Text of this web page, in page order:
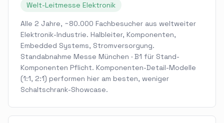
Welt-Leitmesse Elektronik
Alle 2 Jahre, ~80.000 Fachbesucher aus weltweiter
Elektronik-Industrie. Halbleiter, Komponenten,
Embedded Systems, Stromversorgung.
Standabnahme Messe München · B1 für Stand-
Komponenten Pflicht. Komponenten-Detail-Modelle
(1:1, 2:1) performen hier am besten, weniger
Schaltschrank-Showcase.